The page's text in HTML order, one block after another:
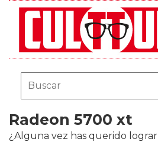
Radeon 5700 xt
¿Alguna vez has querido lograr